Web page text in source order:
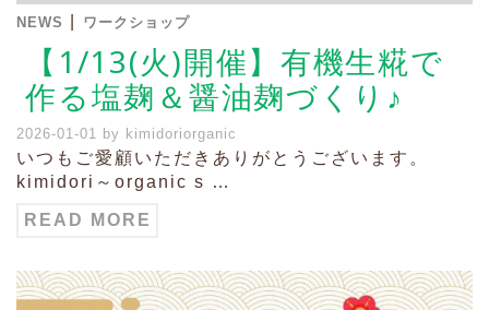
NEWS ワークショップ
【1/13(火)開催】有機生糀で
作る塩麹＆醤油麹づくり♪
2026-01-01 by kimidoriorganic
いつもご愛顧いただきありがとうございます。
kimidori～organic s …
READ MORE